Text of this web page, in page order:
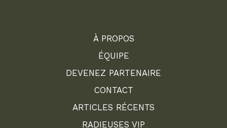
À PROPOS
ÉQUIPE
DEVENEZ PARTENAIRE
CONTACT
ARTICLES RÉCENTS
RADIEUSES VIP